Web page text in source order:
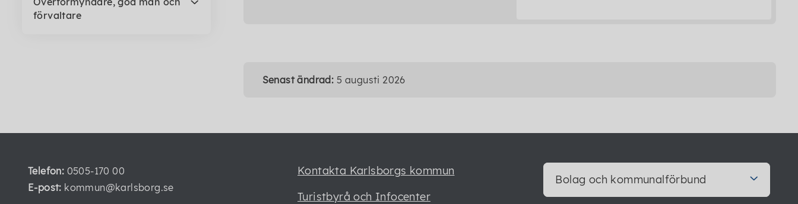
förvaltare
Senast ändrad: 5 augusti 2026
Telefon: 0505-170 00
E-post: kommun@karlsborg.se
Kontakta Karlsborgs kommun
Turistbyrå och Infocenter
Bolag och kommunalförbund